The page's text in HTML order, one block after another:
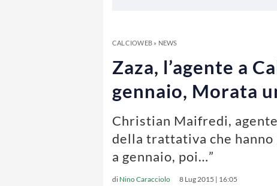
CALCIOWEB» NEWS
Zaza, l’agente a
gennaio, Morata
Christian Maifredi,
della trattativa che hanno
a gennaio, poi…”
di Nino Caracciolo 8 Lug 2015 | 16:05